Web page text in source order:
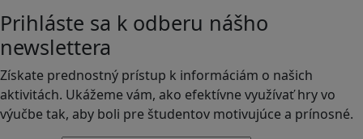
Prihláste sa k odberu nášho
newslettera
Získate prednostný prístup k informáciám o našich
aktivitách. Ukážeme vám, ako efektívne využívať hry vo
výučbe tak, aby boli pre študentov motivujúce a prínosné.